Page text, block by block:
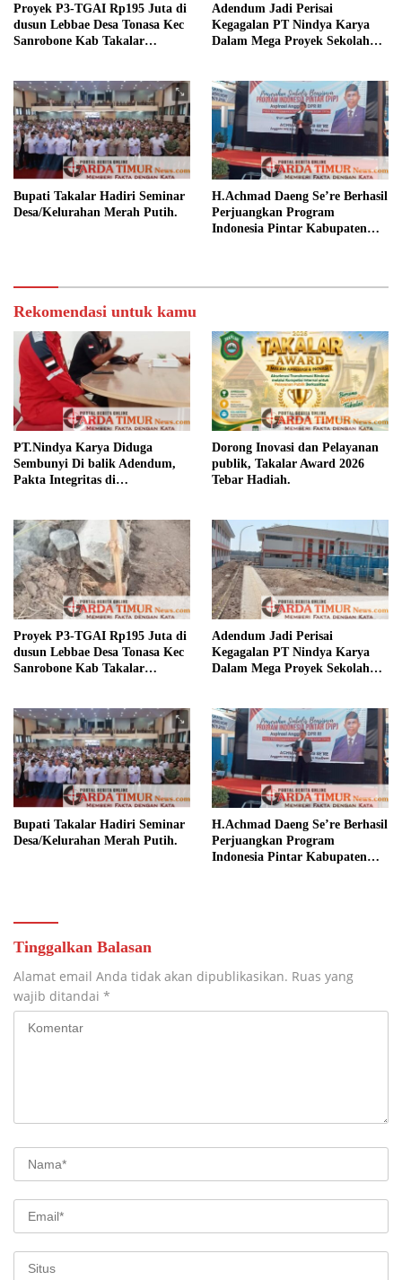
Proyek P3-TGAI Rp195 Juta di
dusun Lebbae Desa Tonasa Kec
Sanrobone Kab Takalar
Adendum Jadi Perisai
Kegagalan PT Nindya Karya
Dalam Mega Proyek Sekolah
Bupati Takalar Hadiri Seminar
Desa/Kelurahan Merah Putih.
H.Achmad Daeng Se’re Berhasil
Perjuangkan Program
Indonesia Pintar Kabupaten
Rekomendasi untuk kamu
PT.Nindya Karya Diduga
Sembunyi Di balik Adendum,
Pakta Integritas di
Dorong Inovasi dan Pelayanan
publik, Takalar Award 2026
Tebar Hadiah.
Proyek P3-TGAI Rp195 Juta di
dusun Lebbae Desa Tonasa Kec
Sanrobone Kab Takalar
Adendum Jadi Perisai
Kegagalan PT Nindya Karya
Dalam Mega Proyek Sekolah
Bupati Takalar Hadiri Seminar
Desa/Kelurahan Merah Putih.
H.Achmad Daeng Se’re Berhasil
Perjuangkan Program
Indonesia Pintar Kabupaten
Tinggalkan Balasan
Alamat email Anda tidak akan dipublikasikan. Ruas yang
wajib ditandai *